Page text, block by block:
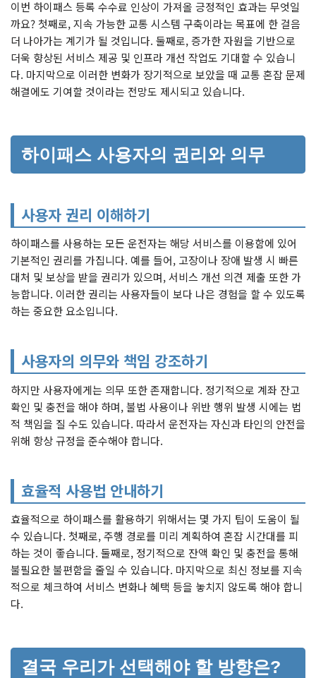
이번 하이패스 등록 수수료 인상이 가져올 긍정적인 효과는 무엇일
까요? 첫째로, 지속 가능한 교통 시스템 구축이라는 목표에 한 걸음
더 나아가는 계기가 될 것입니다. 둘째로, 증가한 자원을 기반으로
더욱 향상된 서비스 제공 및 인프라 개선 작업도 기대할 수 있습니
다. 마지막으로 이러한 변화가 장기적으로 보았을 때 교통 혼잡 문제
해결에도 기여할 것이라는 전망도 제시되고 있습니다.
하이패스 사용자의 권리와 의무
사용자 권리 이해하기
하이패스를 사용하는 모든 운전자는 해당 서비스를 이용함에 있어
기본적인 권리를 가집니다. 예를 들어, 고장이나 장애 발생 시 빠른
대처 및 보상을 받을 권리가 있으며, 서비스 개선 의견 제출 또한 가
능합니다. 이러한 권리는 사용자들이 보다 나은 경험을 할 수 있도록
하는 중요한 요소입니다.
사용자의 의무와 책임 강조하기
하지만 사용자에게는 의무 또한 존재합니다. 정기적으로 계좌 잔고
확인 및 충전을 해야 하며, 불법 사용이나 위반 행위 발생 시에는 법
적 책임을 질 수도 있습니다. 따라서 운전자는 자신과 타인의 안전을
위해 항상 규정을 준수해야 합니다.
효율적 사용법 안내하기
효율적으로 하이패스를 활용하기 위해서는 몇 가지 팁이 도움이 될
수 있습니다. 첫째로, 주행 경로를 미리 계획하여 혼잡 시간대를 피
하는 것이 좋습니다. 둘째로, 정기적으로 잔액 확인 및 충전을 통해
불필요한 불편함을 줄일 수 있습니다. 마지막으로 최신 정보를 지속
적으로 체크하여 서비스 변화나 혜택 등을 놓치지 않도록 해야 합니
다.
결국 우리가 선택해야 할 방향은?